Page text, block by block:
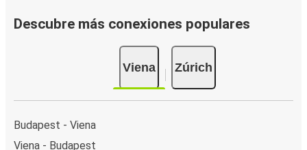
Descubre más conexiones populares
Viena Zúrich
Budapest - Viena
Viena - Budapest